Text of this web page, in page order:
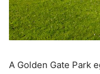
A Golden Gate Park